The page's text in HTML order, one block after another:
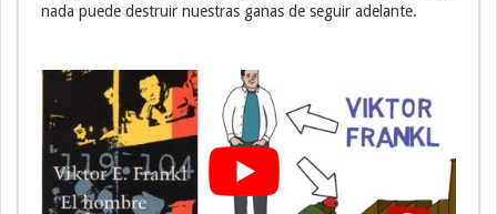
nada puede destruir nuestras ganas de seguir adelante.